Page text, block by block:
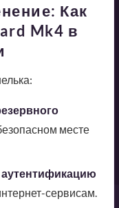
Как
Mk4 в
месте
сервисам.